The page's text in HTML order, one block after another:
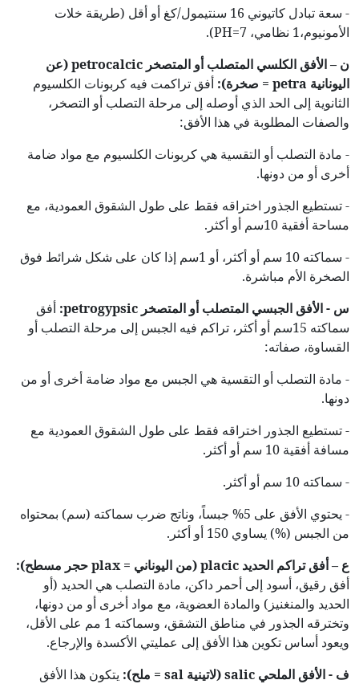
- سعة تبادل كاتيوني 16 سنتيمول/كغ أو أقل (طريقة خلات
الأمونيوم،1 نظامي، PH=7).
ن – الأفق الكلسي المتصلب أو المتصخر petrocalcic(عن
اليونانية petra = صخرة): أفق تراكمت فيه كربونات الكلسيوم
الثانوية إلى الحد الذي أوصله إلى مرحلة التصلب أو التصخر،
والصفات المطلوبة في هذا الأفق:
- مادة التصلب أو التقسية هي كربونات الكلسيوم مع مواد ضامة
أخرى أو من دونها.
- تستطيع الجذور اختراقه فقط على طول الشقوق العمودية، مع
مساحة أفقية 10سم أو أكثر.
- سماكته 10 سم أو أكثر، أو 1سم إذا كان على شكل شرائط فوق
الصخرة الأم مباشرة.
س - الأفق الجبسي المتصلب أو المتصخر petrogypsic
: أفق
سماكته 15سم أو أكثر، تراكم فيه الجبس إلى مرحلة التصلب أو
القساوة، صفاته:
- مادة التصلب أو التقسية هي الجبس مع مواد ضامة أخرى أو من
دونها.
- تستطيع الجذور اختراقه فقط على طول الشقوق العمودية مع
مسافة أفقية 10 سم أو أكثر.
- سماكته 10 سم أو أكثر.
- يحتوي الأفق على 5% جبساً، وناتج ضرب سماكته (سم) بمحتواه
من الجبس (%) يساوي 150 أو أكثر.
ع – أفق تراكم الحديد placic(من اليوناني =
plaxحجر مسطح):
أفق رقيق، أسود إلى أحمر داكن، مادة التصلب هي الحديد (أو
الحديد والمنغنيز) والمادة العضوية، مع مواد أخرى أو من دونها،
وتخترقه الجذور في مناطق التشقق، وسماكته 1 مم على الأقل،
ويعود أساس تكوين هذا الأفق إلى عمليتي الأكسدة والإرجاع.
ف - الأفق الملحي salic(لاتينية sal = ملح): يتكون هذا الأفق